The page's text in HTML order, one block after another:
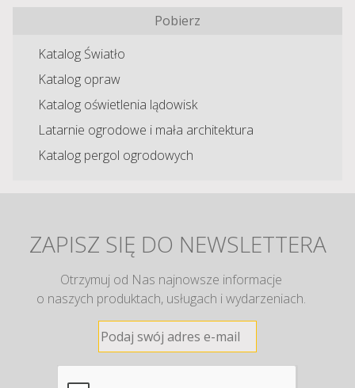
Pobierz
Katalog Światło
Katalog opraw
Katalog oświetlenia lądowisk
Latarnie ogrodowe i mała architektura
Katalog pergol ogrodowych
ZAPISZ SIĘ DO NEWSLETTERA
Otrzymuj od Nas najnowsze informacje
o naszych produktach, usługach i wydarzeniach.